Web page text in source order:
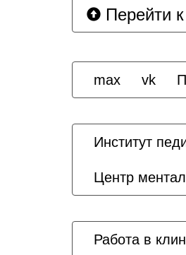
Перейти
max vk
Институт
Центр
Работа в